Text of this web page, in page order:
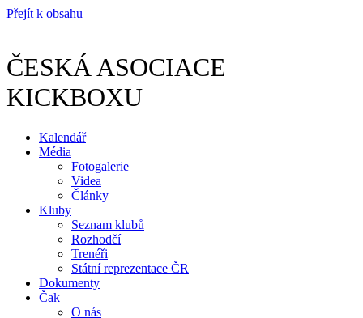
Přejít k obsahu
ČESKÁ ASOCIACE
KICKBOXU
Kalendář
Média
Fotogalerie
Videa
Články
Kluby
Seznam klubů
Rozhodčí
Trenéři
Státní reprezentace ČR
Dokumenty
Čak
O nás